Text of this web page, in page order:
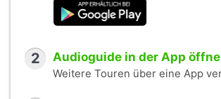
2 Audioguide in der App
Weitere Touren über eine App